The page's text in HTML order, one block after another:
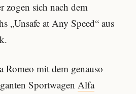
zogen sich nach dem
„Unsafe at Any Speed“ aus
mit dem genauso
Sportwagen Alfa